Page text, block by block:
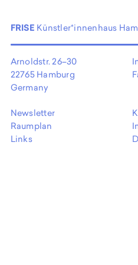
FRISE Künstler*innenhaus
Arnoldstr. 26–30
22765 Hamburg
Germany
Newsletter
Raumplan
Links